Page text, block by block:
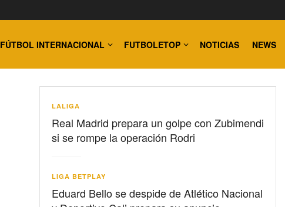
FÚTBOL INTERNACIONAL FUTBOLETOP NOTICIAS NEWS
LALIGA
Real Madrid prepara un golpe con Zubimendi
si se rompe la operación Rodri
LIGA BETPLAY
Eduard Bello se despide de Atlético Nacional